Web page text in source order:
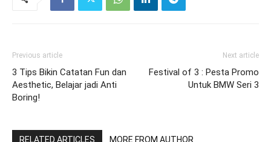
Previous article
3 Tips Bikin Catatan Fun dan
Aesthetic, Belajar jadi Anti
Boring!
Next article
Festival of 3 : Pesta Promo
Untuk BMW Seri 3
RELATED ARTICLES MORE FROM AUTHOR